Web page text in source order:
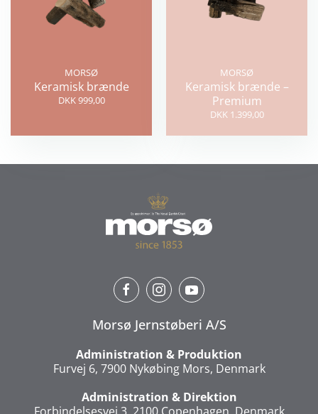
MORSØ
Keramisk brænde
DKK 999,00
MORSØ
Keramisk brænde –
Premium
DKK 1.399,00
Morsø Jernstøberi A/S
Administration & Produktion
Furvej 6, 7900 Nykøbing Mors, Denmark
Administration & Direktion